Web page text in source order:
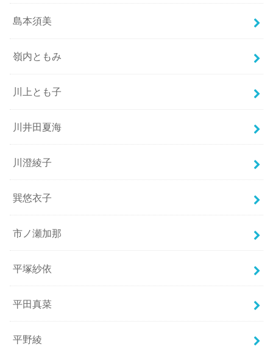
島本須美
嶺内ともみ
川上とも子
川井田夏海
川澄綾子
巽悠衣子
市ノ瀬加那
平塚紗依
平田真菜
平野綾